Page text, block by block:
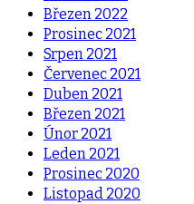
Březen 2022
Prosinec 2021
Srpen 2021
Červenec 2021
Duben 2021
Březen 2021
Únor 2021
Leden 2021
Prosinec 2020
Listopad 2020